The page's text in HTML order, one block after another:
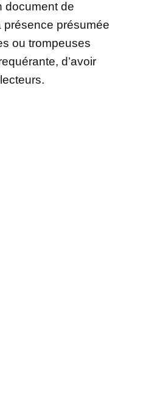
document de
présumée
ou trompeuses
d’avoir